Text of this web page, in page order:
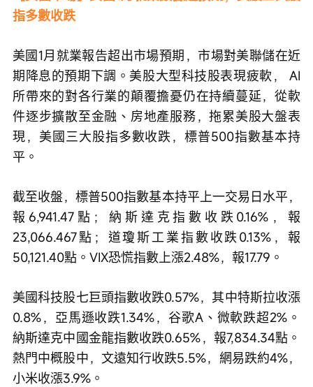
指多數收跌
美國1月就業報告超出市場預期，市場對美聯儲在近
期降息的預期下調。美股大型科技股表現疲軟， AI
所帶來的對各行業的顛覆擔憂仍在持續蔓延，從軟
件逐步擴散至金融、房地產服務，拖累美股大盤表
現，美國三大股指多數收跌，標普500指數基本持
平。
截至收盤，標普500指數基本持平上一交易日水平，
報6,941.47點；納斯達克指數收跌0.16%，報
23,066.467點；道瓊斯工業指數收跌0.13%，報
50,121.40點。VIX恐慌指數上漲2.48%，報17.79。
美國科技股七巨頭指數收跌0.57%，其中特斯拉收漲
0.8%，亞馬遜收跌1.34%，谷歌A、微軟跌超2%。
納斯達克中國金龍指數收跌0.65%，報7,834.34點。
熱門中概股中，文遠知行收跌5.5%，網易跌約4%，
小米收漲3.9%。